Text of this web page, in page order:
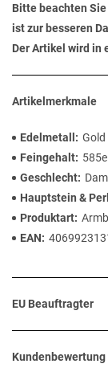
Bitte beachten
ist zur besseren
Der Artikel wird in
Artikelmerkmale
Edelmetall
Feingehalt
Geschlecht
Hauptstein &
Produktart
EAN
EU Beauftragter
Kundenbewertung